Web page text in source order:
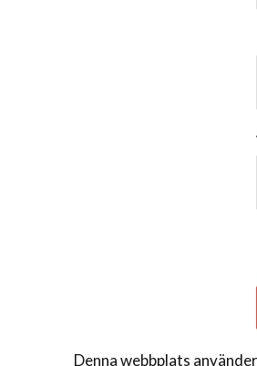
Denna webbplats